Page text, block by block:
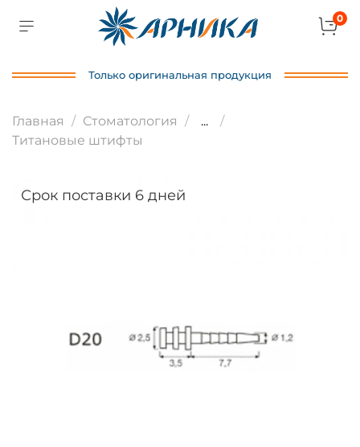
0
Только оригинальная продукция
Главная Стоматология
...
Титановые штифты
Срок поставки 6 дней